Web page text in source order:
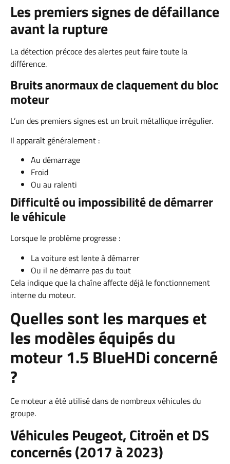
Les premiers signes de défaillance
avant la rupture
La détection précoce des alertes peut faire toute la
différence.
Bruits anormaux de claquement du bloc
moteur
L’un des premiers signes est un bruit métallique irrégulier.
Il apparaît généralement :
Au démarrage
Froid
Ou au ralenti
Difficulté ou impossibilité de démarrer
le véhicule
Lorsque le problème progresse :
La voiture est lente à démarrer
Ou il ne démarre pas du tout
Cela indique que la chaîne affecte déjà le fonctionnement
interne du moteur.
Quelles sont les marques et
les modèles équipés du
moteur 1.5 BlueHDi concerné
?
Ce moteur a été utilisé dans de nombreux véhicules du
groupe.
Véhicules Peugeot, Citroën et DS
concernés (2017 à 2023)